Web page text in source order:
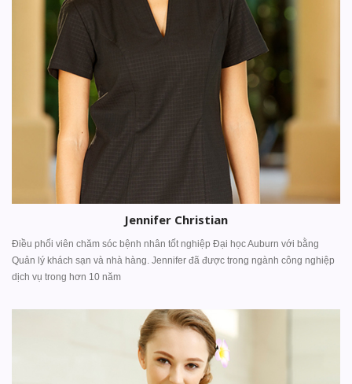
Jennifer Christian
Điều phối viên chăm sóc bệnh nhân tốt nghiệp Đại học Auburn với bằng
Quản lý khách sạn và nhà hàng. Jennifer đã được trong ngành công nghiệp
dịch vụ trong hơn 10 năm